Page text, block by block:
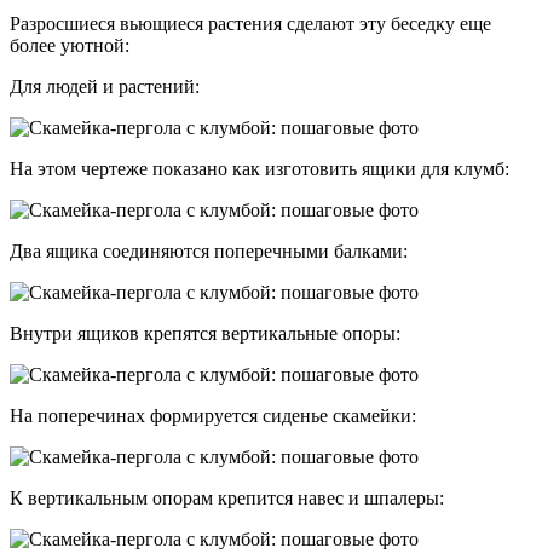
Разросшиеся вьющиеся растения сделают эту беседку еще
более уютной:
Для людей и растений:
На этом чертеже показано как изготовить ящики для клумб:
Два ящика соединяются поперечными балками:
Внутри ящиков крепятся вертикальные опоры:
На поперечинах формируется сиденье скамейки:
К вертикальным опорам крепится навес и шпалеры: